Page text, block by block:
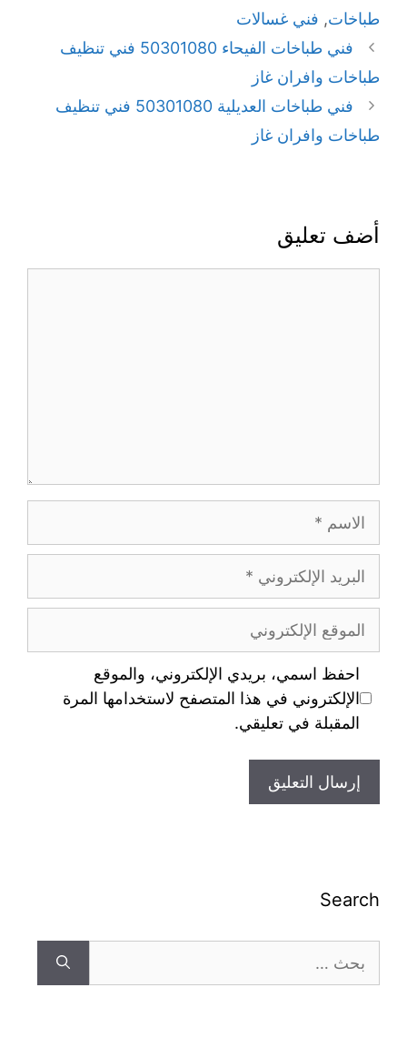
طباخات, فني غسالات
فني طباخات الفيحاء 50301080 فني تنظيف
طباخات وافران غاز
فني طباخات العديلية 50301080 فني تنظيف
طباخات وافران غاز
أضف تعليق
احفظ اسمي، بريدي الإلكتروني، والموقع
الإلكتروني في هذا المتصفح لاستخدامها المرة
المقبلة في تعليقي.
Search